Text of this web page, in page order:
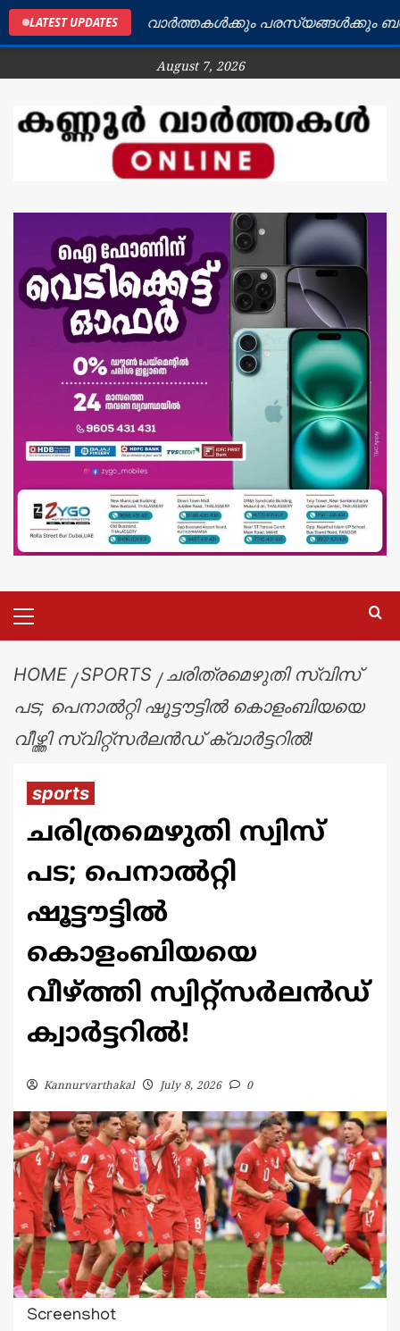
LATEST UPDATES
ജില്ലയിലെ വാർത്തകൾക്കും പരസ്യങ്ങൾക്കും
August 7, 2026
HOME SPORTS
ചരിത്രമെഴുതി സ്വിസ്
പട; പെനാൽറ്റി ഷൂട്ടൗട്ടിൽ കൊളംബിയയെ
വീഴ്ത്തി സ്വിറ്റ്‌സർലൻഡ് ക്വാർട്ടറിൽ!
sports
ചരിത്രമെഴുതി സ്വിസ്
പട; പെനാൽറ്റി
ഷൂട്ടൗട്ടിൽ
കൊളംബിയയെ
വീഴ്ത്തി സ്വിറ്റ്‌സർലൻഡ്
ക്വാർട്ടറിൽ!
Kannurvarthakal July 8, 2026 0
Screenshot